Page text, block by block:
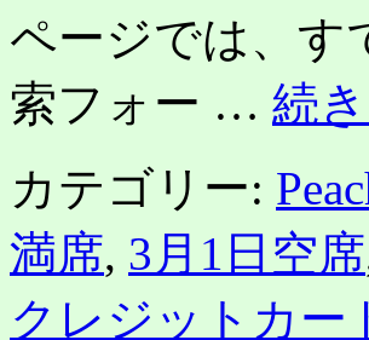
ページでは、す
索フォー … 続
カテゴリー:
満席, 3月1日空席
クレジットカー